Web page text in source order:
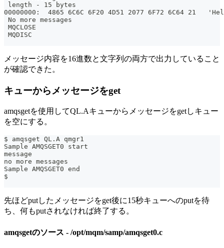
length - 15 bytes
00000000:  4865 6C6C 6F20 4D51 2077 6F72 6C64 21
No more messages
MQCLOSE
MQDISC
メッセージ内容を16進数と文字列の両方で出力していること
が確認できた。
キューからメッセージをget
amqsgetを使用してQL.Aキューからメッセージをgetしキュー
を空にする。
$ amqsget QL.A qmgr1
Sample AMQSGET0 start
message
no more messages
Sample AMQSGET0 end
$
先ほどputしたメッセージをget後に15秒キューへのputを待
ち、何もputされなければ終了する。
amqsgetのソース - /opt/mqm/samp/amqsget0.c